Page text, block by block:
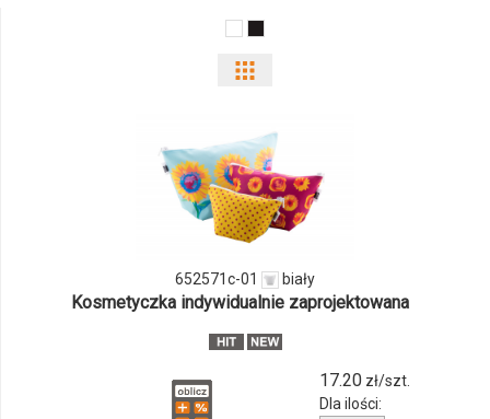
i
ilości
produktu
652571c-
01
652571c-01 biały
Kosmetyczka indywidualnie zaprojektowana
17.20zł/szt.
Dla ilości: